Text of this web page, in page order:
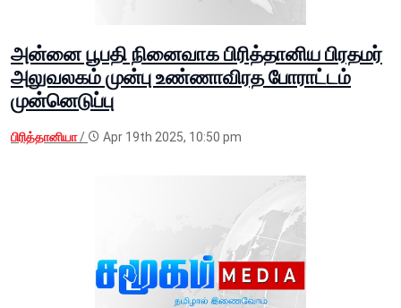
அன்னை பூபதி நினைவாக பிரித்தானிய பிரதமர்
அலுவலகம் முன்பு உண்ணாவிரத போராட்டம்
முன்னெடுப்பு
பிரித்தானியா/ Apr 19th 2025, 10:50 pm